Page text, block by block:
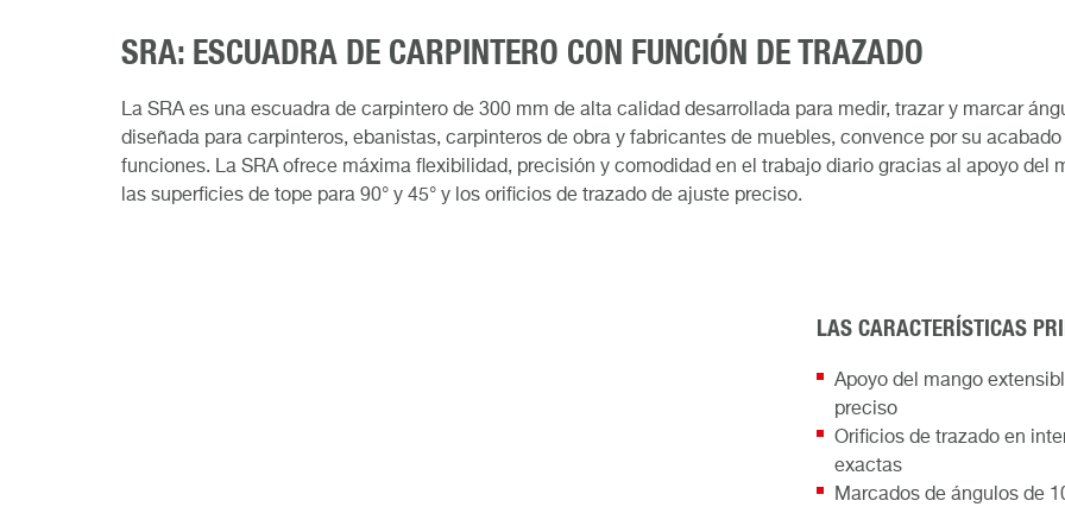
SRA: ESCUADRA DE CARPINTERO CON FUNCIÓN DE TRAZADO
La SRA es una escuadra de carpintero de 300 mm de alta calidad desarrollada para medir, trazar y marcar
diseñada para carpinteros, ebanistas, carpinteros de obra y fabricantes de muebles, convence por su
funciones. La SRA ofrece máxima flexibilidad, precisión y comodidad en el trabajo diario gracias al apoyo del
las superficies de tope para 90° y 45° y los orificios de trazado de ajuste preciso.
LAS CARACTERÍSTICAS
Apoyo del mango
preciso
Orificios de trazado en
exactas
Marcados de ángulos de